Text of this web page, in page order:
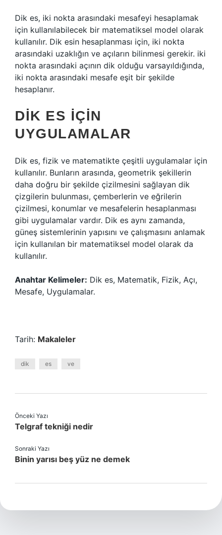
Dik es, iki nokta arasındaki mesafeyi hesaplamak
için kullanılabilecek bir matematiksel model olarak
kullanılır. Dik esin hesaplanması için, iki nokta
arasındaki uzaklığın ve açıların bilinmesi gerekir. iki
nokta arasındaki açının dik olduğu varsayıldığında,
iki nokta arasındaki mesafe eşit bir şekilde
hesaplanır.
DIK ES İÇIN
UYGULAMALAR
Dik es, fizik ve matematikte çeşitli uygulamalar için
kullanılır. Bunların arasında, geometrik şekillerin
daha doğru bir şekilde çizilmesini sağlayan dik
çizgilerin bulunması, çemberlerin ve eğrilerin
çizilmesi, konumlar ve mesafelerin hesaplanması
gibi uygulamalar vardır. Dik es aynı zamanda,
güneş sistemlerinin yapısını ve çalışmasını anlamak
için kullanılan bir matematiksel model olarak da
kullanılır.
Anahtar Kelimeler: Dik es, Matematik, Fizik, Açı,
Mesafe, Uygulamalar.
Tarih: Makaleler
dik es ve
Önceki Yazı
Telgraf tekniği nedir
Sonraki Yazı
Binin yarısı beş yüz ne demek